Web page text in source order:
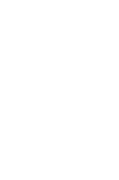
8cmmja9n0-xkh01
already present on